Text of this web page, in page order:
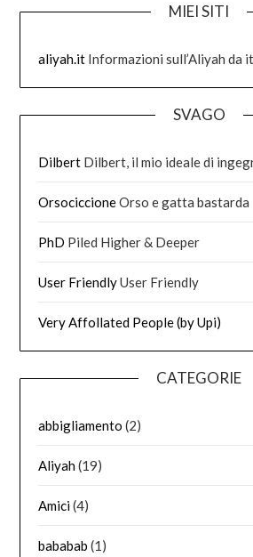
MIEI SITI
aliyah.it Informazioni sull’Aliyah da
SVAGO
Dilbert Dilbert, il mio ideale di
OrsociccioneOrso e gatta bastarda
PhD Piled Higher & Deeper
User FriendlyUser Friendly
Very Affollated People (by Upi)
CATEGORIE
abbigliamento (2)
Aliyah(19)
Amici(4)
bababab (1)